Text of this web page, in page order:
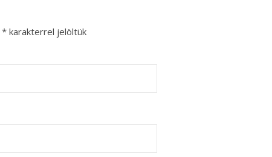
* karakterrel jelöltük